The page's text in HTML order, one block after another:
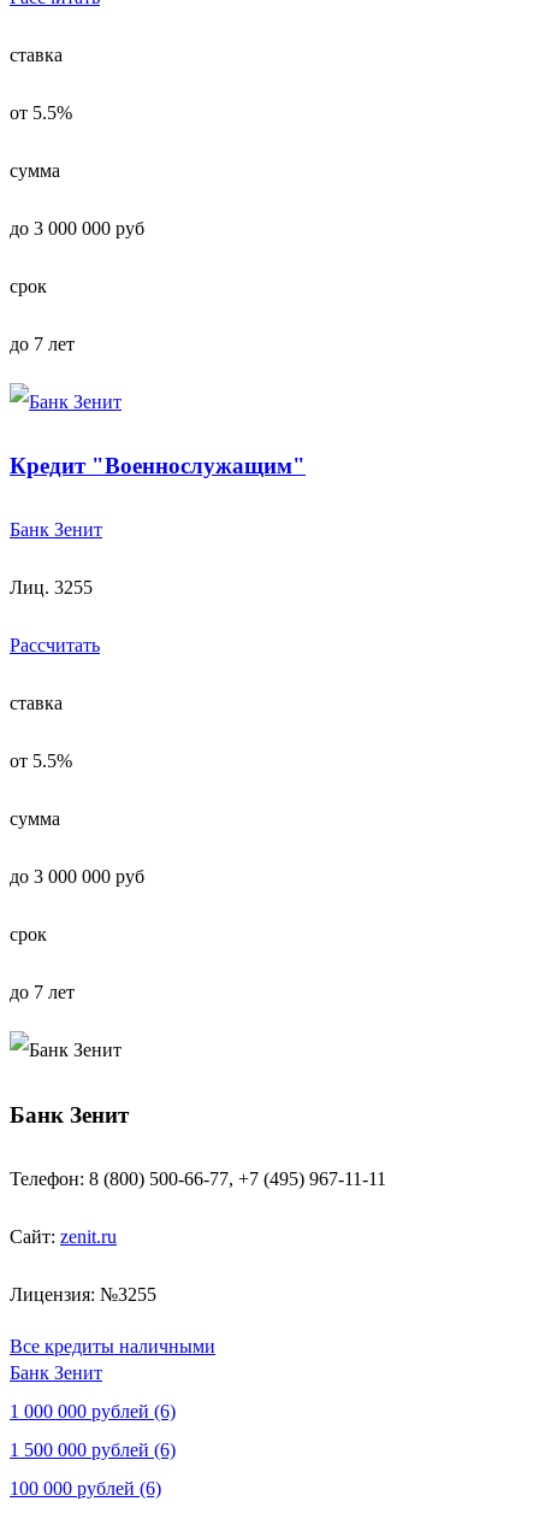
ставка
от 5.5%
сумма
до 3 000 000 руб
срок
до 7 лет
Кредит "Военнослужащим"
Банк Зенит
Лиц. 3255
Рассчитать
ставка
от 5.5%
сумма
до 3 000 000 руб
срок
до 7 лет
Банк Зенит
Телефон: 8 (800) 500-66-77, +7 (495) 967-11-11
Сайт: zenit.ru
Лицензия: №3255
Все кредиты наличными
Банк Зенит
1 000 000 рублей (6)
1 500 000 рублей (6)
100 000 рублей (6)